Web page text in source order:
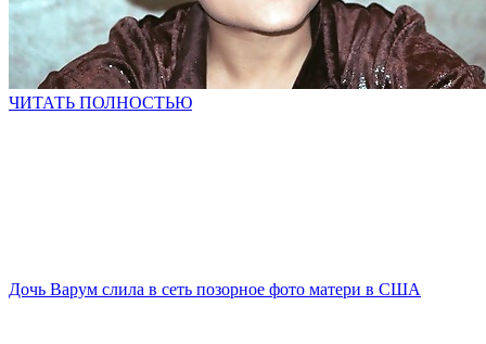
ЧИТАТЬ ПОЛНОСТЬЮ
Дочь Варум слила в сеть позорное фото матери в США